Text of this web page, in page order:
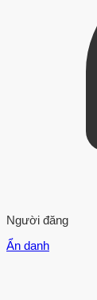
Người đăng
Ẩn danh